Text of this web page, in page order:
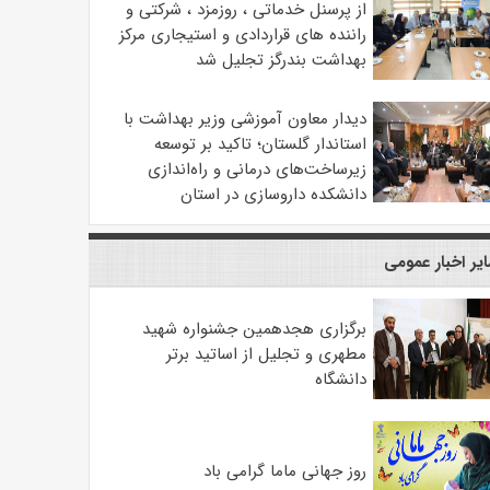
از پرسنل خدماتی ، روزمزد ، شرکتی و
راننده های قراردادی و استیجاری مرکز
بهداشت بندرگز تجلیل شد
دیدار معاون آموزشی وزیر بهداشت با
استاندار گلستان؛ تاکید بر توسعه
زیرساخت‌های درمانی و راه‌اندازی
دانشکده داروسازی در استان
اخبار عمومی
برگزاری هجدهمین جشنواره شهید
مطهری و تجلیل از اساتید برتر
دانشگاه
روز جهانی ماما گرامی باد